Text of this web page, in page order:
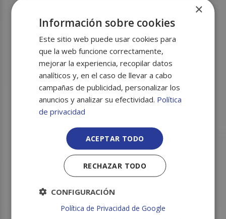
Nombre*
Correo electrónico *
Guarda mi nombre, correo electrónico y web en este
navegador para la próxima vez que comente.
×
Información sobre cookies
Este sitio web puede usar cookies para
que la web funcione correctamente,
mejorar la experiencia, recopilar datos
analíticos y, en el caso de llevar a cabo
campañas de publicidad, personalizar los
anuncios y analizar su efectividad. Política
de privacidad
ACEPTAR TODO
RECHAZAR TODO
CONFIGURACIÓN
Política de Privacidad de Google